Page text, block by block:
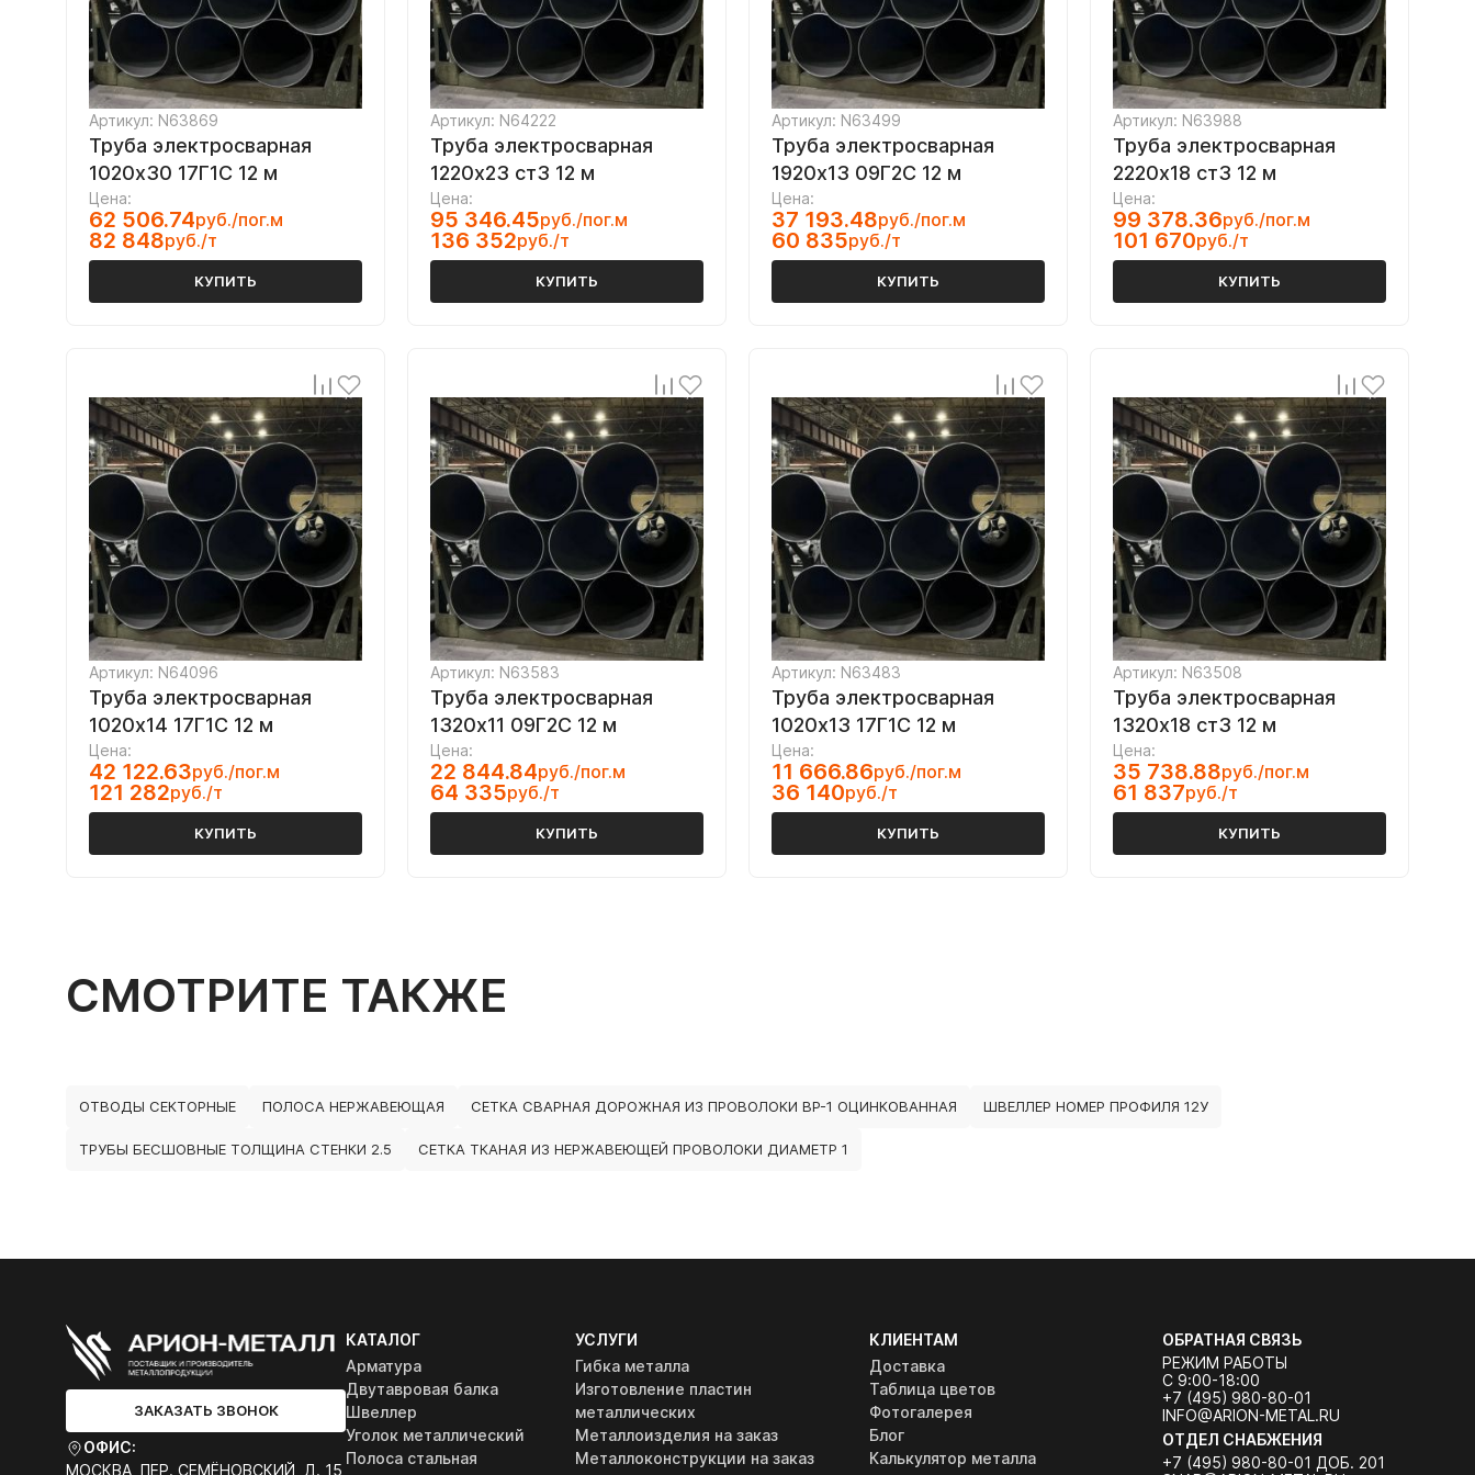
Артикул: N63869
Труба электросварная
1020х30 17Г1С 12 м
Цена:
62 506.74руб./пог.м
82 848руб./т
КУПИТЬ
Артикул: N64222
Труба электросварная
1220х23 ст3 12 м
Цена:
95 346.45руб./пог.м
136 352руб./т
КУПИТЬ
Артикул: N63499
Труба электросварная
1920х13 09Г2С 12 м
Цена:
37 193.48руб./пог.м
60 835руб./т
КУПИТЬ
Артикул: N63988
Труба электросварная
2220х18 ст3 12 м
Цена:
99 378.36руб./пог.м
101 670руб./т
КУПИТЬ
Артикул: N64096
Труба электросварная
1020х14 17Г1С 12 м
Цена:
42 122.63руб./пог.м
121 282руб./т
КУПИТЬ
Артикул: N63583
Труба электросварная
1320х11 09Г2С 12 м
Цена:
22 844.84руб./пог.м
64 335руб./т
КУПИТЬ
Артикул: N63483
Труба электросварная
1020х13 17Г1С 12 м
Цена:
11 666.86руб./пог.м
36 140руб./т
КУПИТЬ
Артикул: N63508
Труба электросварная
1320х18 ст3 12 м
Цена:
35 738.88руб./пог.м
61 837руб./т
КУПИТЬ
СМОТРИТЕ ТАКЖЕ
ОТВОДЫ СЕКТОРНЫЕ ПОЛОСА НЕРЖАВЕЮЩАЯ СЕТКА СВАРНАЯ ДОРОЖНАЯ ИЗ ПРОВОЛОКИ ВР-1 ОЦИНКОВАННАЯ ШВЕЛЛЕР НОМЕР ПРОФИЛЯ 12У
ТРУБЫ БЕСШОВНЫЕ ТОЛЩИНА СТЕНКИ 2.5 СЕТКА ТКАНАЯ ИЗ НЕРЖАВЕЮЩЕЙ ПРОВОЛОКИ ДИАМЕТР 1
ЗАКАЗАТЬ ЗВОНОК
ОФИС:
МОСКВА, ПЕР. СЕМЁНОВСКИЙ, Д. 15
КАТАЛОГ
Арматура
Двутавровая балка
Швеллер
Уголок металлический
Полоса стальная
УСЛУГИ
Гибка металла
Изготовление пластин
металлических
Металлоизделия на заказ
Металлоконструкции на заказ
КЛИЕНТАМ
Доставка
Таблица цветов
Фотогалерея
Блог
Калькулятор металла
ОБРАТНАЯ СВЯЗЬ
РЕЖИМ РАБОТЫ
С 9:00-18:00
+7 (495) 980-80-01
INFO@ARION-METAL.RU
ОТДЕЛ СНАБЖЕНИЯ
+7 (495) 980-80-01 ДОБ. 201